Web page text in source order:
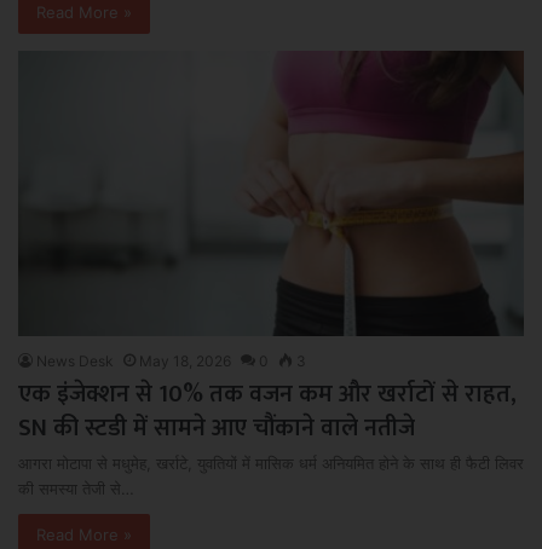
Read More »
News Desk May 18, 2026 0 3
एक इंजेक्शन से 10% तक वजन कम और खर्राटों से राहत,
SN की स्टडी में सामने आए चौंकाने वाले नतीजे
आगरा मोटापा से मधुमेह, खर्राटे, युवतियों में मासिक धर्म अनियमित होने के साथ ही फैटी लिवर
की समस्या तेजी से…
Read More »